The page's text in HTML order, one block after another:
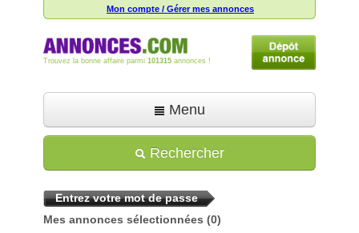
Mon compte / Gérer mes annonces
Trouvez la bonne affaire parmi 101315 annonces !
Menu
Déposer une annonce
Toutes les annonces
Rechercher
Entrez votre mot de passe
Mes annonces sélectionnées (0)